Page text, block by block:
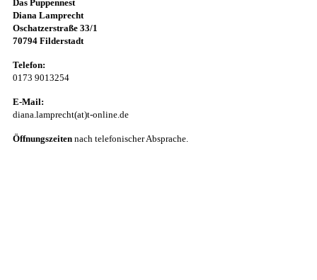
Das Puppennest
Diana Lamprecht
Oschatzerstraße 33/1
70794 Filderstadt
Telefon:
0173 9013254
E-Mail:
diana.lamprecht(at)t-online.de
Öffnungszeitennach telefonischer Absprache.